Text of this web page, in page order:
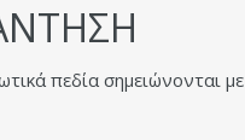
πεδία σημειώνονται με